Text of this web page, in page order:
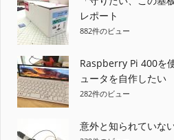
ー
シ
ョ
ン
レポート
882件のビュー
Raspberry Pi 400を
ュータを自作したい
282件のビュー
意外と知られていな